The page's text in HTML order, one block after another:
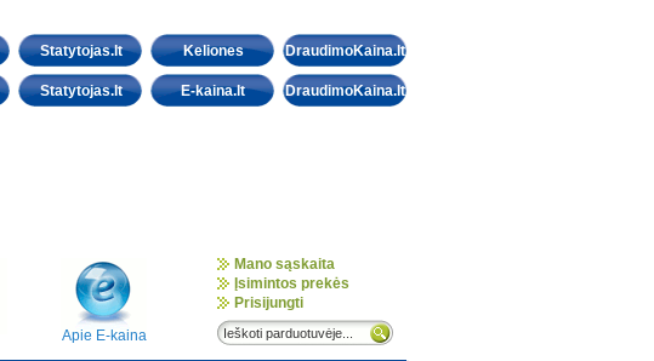
Statytojas.lt Keliones DraudimoKaina.lt
Statytojas.lt E-kaina.lt DraudimoKaina.lt
Apie E-kaina
Mano sąskaita
Įsimintos prekės
Prisijungti